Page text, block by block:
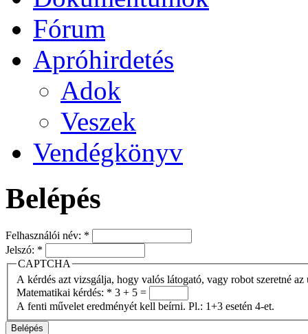
Fórum
Apróhirdetés
Adok
Veszek
Vendégkönyv
Belépés
Felhasználói név: *
Jelszó: *
CAPTCHA
A kérdés azt vizsgálja, hogy valós látogató, vagy robot szeretné
Matematikai kérdés: * 3 + 5 =
A fenti művelet eredményét kell beírni. Pl.: 1+3 esetén 4-et.